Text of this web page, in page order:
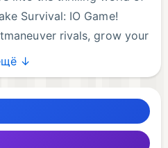
Survival: IO Game!
rivals, grow your
and race to become the
Experience the classic
↓